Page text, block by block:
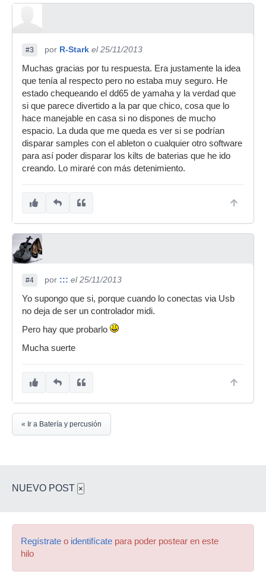
#3 por R-Stark el 25/11/2013
Muchas gracias por tu respuesta. Era justamente la idea
que tenía al respecto pero no estaba muy seguro. He
estado chequeando el dd65 de yamaha y la verdad que
si que parece divertido a la par que chico, cosa que lo
hace manejable en casa si no dispones de mucho
espacio. La duda que me queda es ver si se podrían
disparar samples con el ableton o cualquier otro software
para así poder disparar los kilts de baterias que he ido
creando. Lo miraré con más detenimiento.
#4 por ::: el 25/11/2013
Yo supongo que si, porque cuando lo conectas via Usb
no deja de ser un controlador midi.
Pero hay que probarlo
Mucha suerte
« Ir a Batería y percusión
NUEVO POST ×
Regístrate o identifícate para poder postear en este
hilo